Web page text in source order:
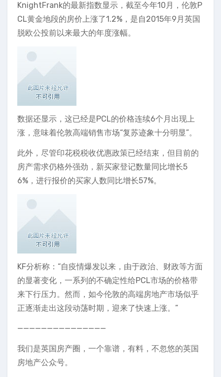
KnightFrank的最新指数显示，截至今年10月，伦敦P
CL黄金地段的房价上涨了1.2%，是自2015年9月英国
脱欧公投前以来最大的年度涨幅。
数据还显示，这已经是PCL的价格连续6个月出现上
涨，意味着伦敦高端销售市场“复苏迹象十分明显”。
此外，尽管印花税税收优惠政策已经结束，但目前的
房产需求仍格外强劲，新买家登记数量同比增长5
6%，进行报价的买家人数同比增长57%。
KF分析称：“自疫情爆发以来，由于政治、财政等方面
的显著变化，一系列的不确定性给PCL市场的价格带
来下行压力。然而，如今伦敦的高端房地产市场似乎
正逐渐走出这段动荡时期，迎来了快速上涨。”
———————————————
我们是英国房产圈，一个靠谱，有料，不忽悠的英国
房地产公众号。